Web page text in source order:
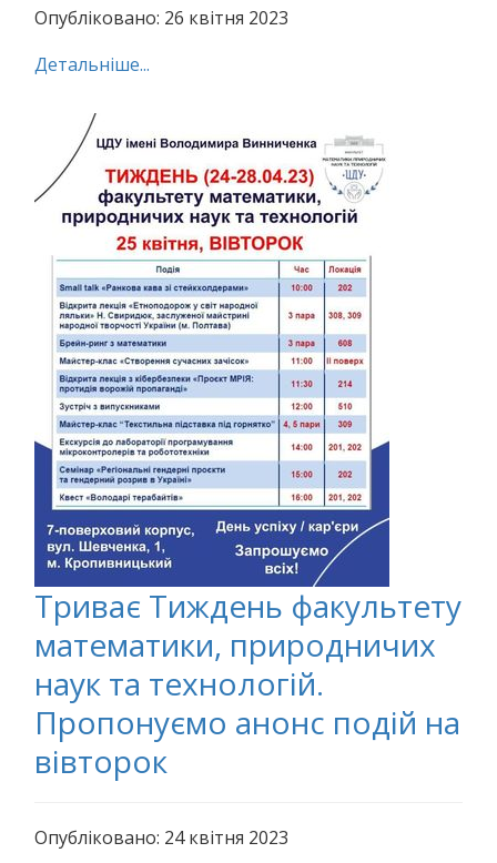
Опубліковано: 26 квітня 2023
Детальніше...
Триває Тиждень факультету
математики, природничих
наук та технологій.
Пропонуємо анонс подій на
вівторок
Опубліковано: 24 квітня 2023